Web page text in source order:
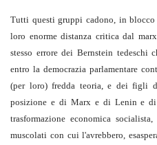
Tutti questi gruppi cadono, in
loro enorme distanza critica dal
stesso errore dei Bernstein tedeschi
entro la democrazia parlamentare
(per loro) fredda teoria, e dei figli
posizione e di Marx e di Lenin e
trasformazione economica
muscolati con cui l'avrebbero,